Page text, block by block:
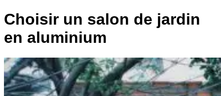
Choisir un salon de jardin
en aluminium